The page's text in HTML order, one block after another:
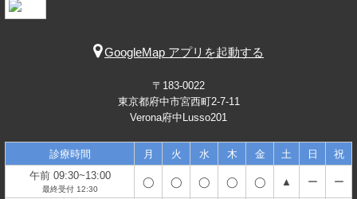
GoogleMap アプリを起動する
〒183-0022
東京都府中市宮西町2-7-11
Verona府中Lusso201
診療時間 月 火 水 木 金 土 日
祝
午前 09:30~13:00
最終受付 12:30
◯ ◯ ◯ ◯ ◯ ▲ ー ー